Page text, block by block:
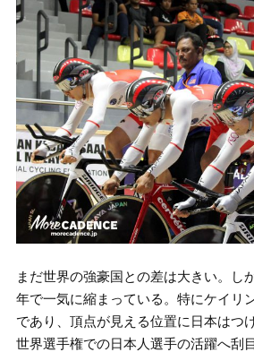
まだ世界の強豪国との差は大きい。し
年で一気に縮まっている。特にケイリ
であり、頂点が見える位置に日本はつ
世界選手権での日本人選手の活躍へ刮